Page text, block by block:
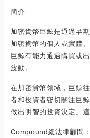
簡介
加密貨幣巨鯨是通過早
加密貨幣的個人或實體
巨鯨有能力通過購買或
波動。
在加密貨幣領域，巨鯨
者和投資者密切關注巨
做出明智的投資決定。
Compound總法律顧問